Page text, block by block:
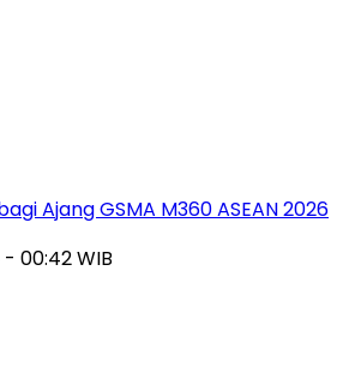
Ajang GSMA M360 ASEAN 2026
00:42 WIB